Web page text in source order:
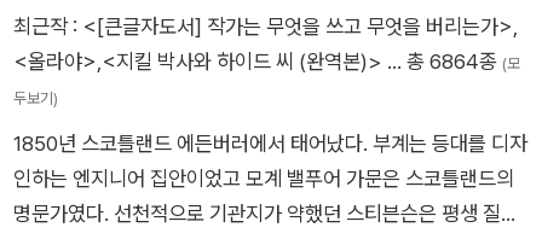
목의 글을 발표, 대대적인 “자연 사기꾼 논쟁”을 촉발하며 자연
사 글쓰기에 대한 새로운 운동을 이끌어내었다. 야생동물의 생태
난을 퍼부은 것이었다. 이 논란은 4년간 지속되었다. 주변의 땅과
하늘에서 흔히 보는 새와 꽃, 동물, 산골 풍경에 대한 관찰을 기록
한 것으로 잘 알려져 있지만 에세이의 주제는 종교, 철학, 문학에
을 함께했던 작가 플로렌스 헤니커를 만난다. 하디의 시편들에서
짐작할 수 있듯이 그는 그녀에게 상당한 애정을 품게 된다. 당시
하디는 결혼 생활로 인한 고통을 감내하고 있었다. 아내 에마는
하디의 글쓰기에 많은 도움도 주었지만 에마는 변호사의 딸로서
자신이 하디보다 우월한 계급 출신이라는 생각을 버리지 못했고,
이러한 신분의 차이는 결국 그들의 불행한 결혼 생활의 원인이 되
최근작 : <[큰글자도서] 작가는 무엇을 쓰고 무엇을 버리는가>
<올라야> <지킬 박사와 하이드 씨 (완역본)> … 총 6864종 (모
두보기)
1850년 스코틀랜드 에든버러에서 태어났다. 부계는 등대를 디자
인하는 엔지니어 집안이었고 모계 밸푸어 가문은 스코틀랜드의
명문가였다. 선천적으로 기관지가 약했던 스티븐슨은 평생 질병